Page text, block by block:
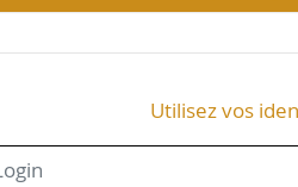
Utilisez vos